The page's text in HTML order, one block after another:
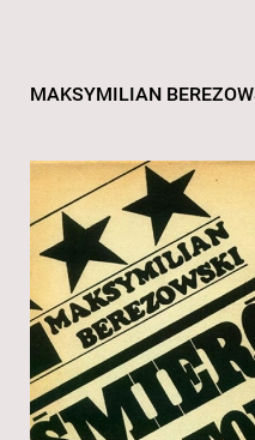
MAKSYMILIAN